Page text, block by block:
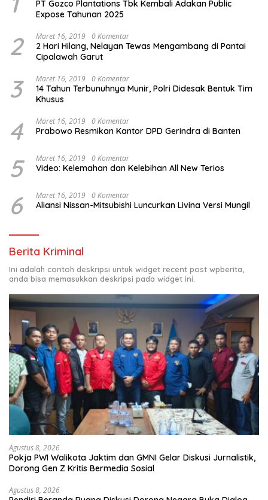
PT Gozco Plantations Tbk Kembali Adakan Public
Expose Tahunan 2025
2 Maret 16, 2019 0 Komentar
2 Hari Hilang, Nelayan Tewas Mengambang di Pantai
Cipalawah Garut
3 Maret 16, 2019 0 Komentar
14 Tahun Terbunuhnya Munir, Polri Didesak Bentuk Tim
Khusus
4 Maret 16, 2019 0 Komentar
Prabowo Resmikan Kantor DPD Gerindra di Banten
5 Maret 16, 2019 0 Komentar
Video: Kelemahan dan Kelebihan All New Terios
6 Maret 16, 2019 0 Komentar
Aliansi Nissan-Mitsubishi Luncurkan Livina Versi Mungil
Berita Kriminal
Ini adalah contoh deskripsi untuk widget recent post wpberita,
anda bisa memasukkan deskripsi pada widget ini.
Agustus 8, 2026
Pokja PWI Walikota Jaktim dan GMNI Gelar Diskusi Jurnalistik,
Dorong Gen Z Kritis Bermedia Sosial
Agustus 8, 2026